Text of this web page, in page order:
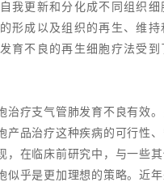
我更新和分化成不同组织细
形成以及组织的再生、维持
育不良的再生细胞疗法受到
治疗支气管肺发育不良有效
产品治疗这种疾病的可行性
，在临床前研究中，与一些
似乎是更加理想的策略。近